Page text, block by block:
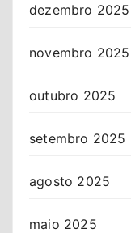
dezembro 2025
novembro 2025
outubro 2025
setembro 2025
agosto 2025
maio 2025